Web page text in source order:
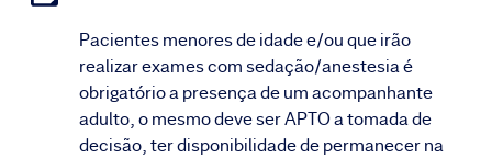
Pacientes menores de idade e/ou que irão
realizar exames com sedação/anestesia é
obrigatório a presença de um acompanhante
adulto, o mesmo deve ser APTO a tomada de
decisão, ter disponibilidade de permanecer na